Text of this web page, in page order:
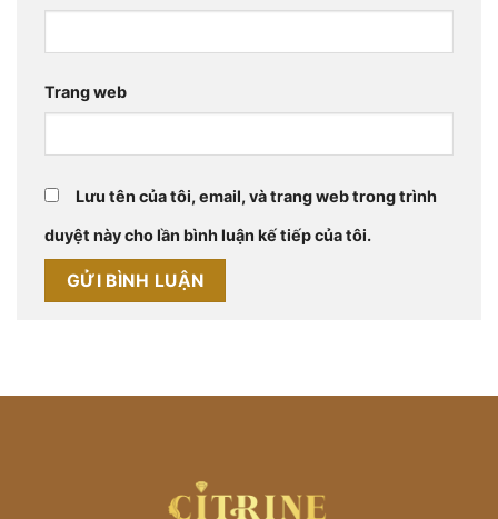
Trang web
Lưu tên của tôi, email, và trang web trong trình
duyệt này cho lần bình luận kế tiếp của tôi.